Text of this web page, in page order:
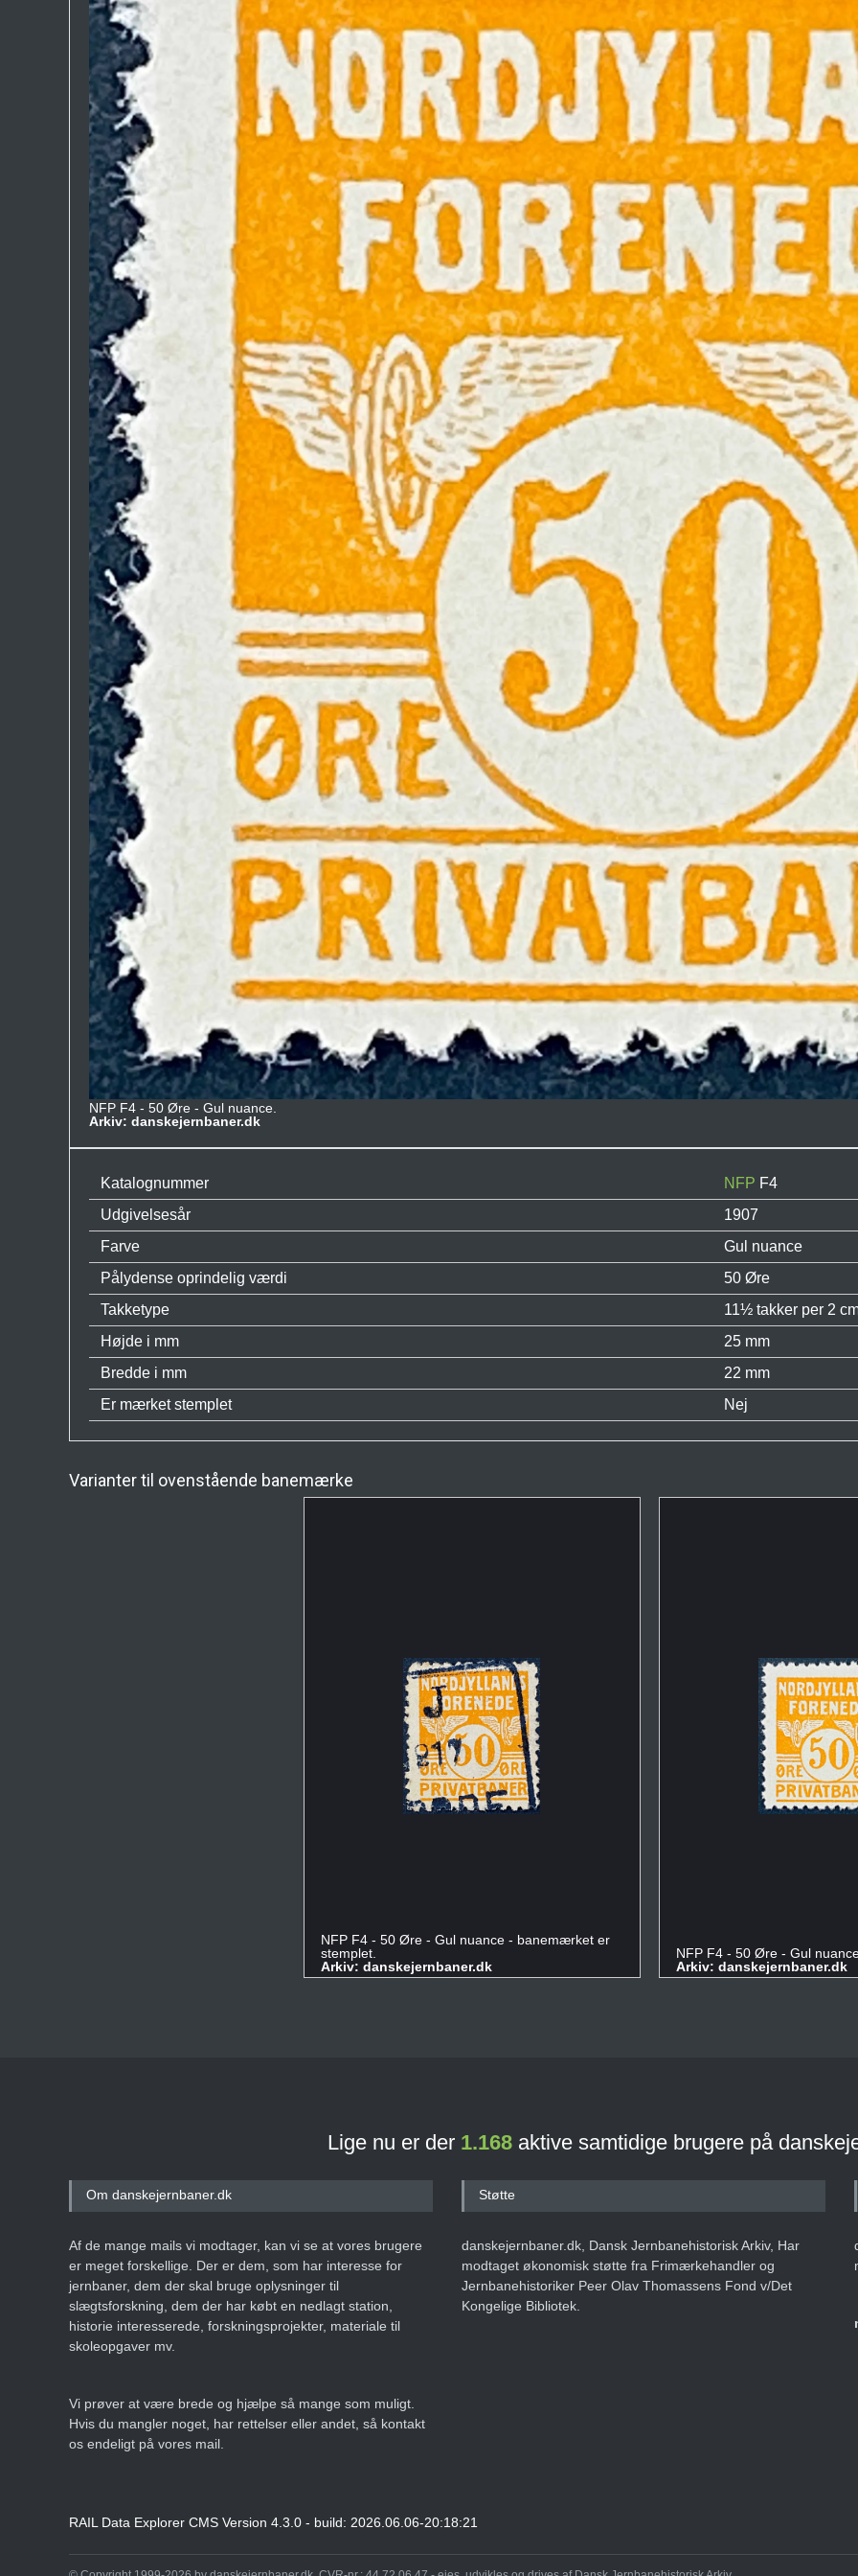
NFP F4 - 50 Øre - Gul nuance.
Arkiv: danskejernbaner.dk
Katalognummer NFP F4
Udgivelsesår
1907
Farve
Gul nuance
Pålydense oprindelig værdi
50 Øre
Takketype
11½ takker per 2
Højde i mm
25 mm
Bredde i mm
22 mm
Er mærket stemplet
Nej
Varianter til ovenstående banemærke
NFP F4 - 50 Øre - Gul nuance - banemærket er
stemplet.
Arkiv: danskejernbaner.dk
NFP F4 - 50 Øre - Gul
Arkiv: danskejernbaner.dk
Lige nu er der 1.168 aktive samtidige brugere på
Om danskejernbaner.dk
Af de mange mails vi modtager, kan vi se at vores brugere
er meget forskellige. Der er dem, som har interesse for
jernbaner, dem der skal bruge oplysninger til
slægtsforskning, dem der har købt en nedlagt station,
historie interesserede, forskningsprojekter, materiale til
skoleopgaver mv.
Vi prøver at være brede og hjælpe så mange som muligt.
Hvis du mangler noget, har rettelser eller andet, så kontakt
os endeligt på vores mail.
Støtte
danskejernbaner.dk, Dansk Jernbanehistorisk Arkiv, Har
modtaget økonomisk støtte fra Frimærkehandler og
Jernbanehistoriker Peer Olav Thomassens Fond v/Det
Kongelige Bibliotek.
RAIL Data Explorer CMS Version 4.3.0 - build: 2026.06.06-20:18:21